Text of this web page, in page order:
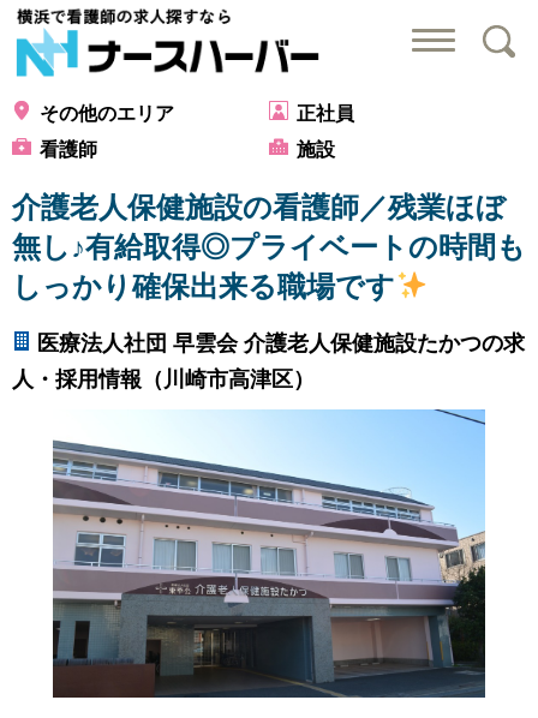
その他のエリア
正社員
看護師
施設
介護老人保健施設の看護師／残業ほぼ
無し♪有給取得◎プライベートの時間も
しっかり確保出来る職場です
医療法人社団 早雲会 介護老人保健施設たかつの求
人・採用情報（川崎市高津区）